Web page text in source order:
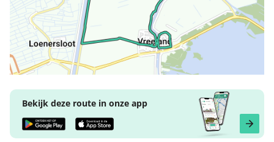
Bekijk deze route in onze app